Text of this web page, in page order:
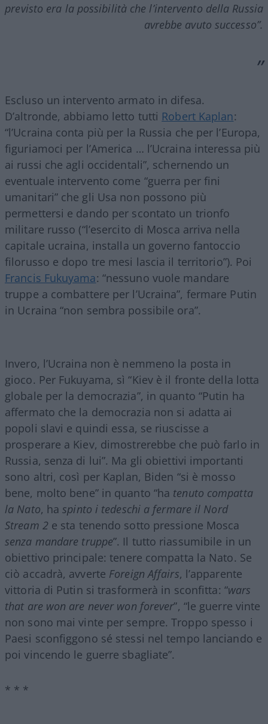
previsto era la possibilità che l’intervento della Russia
avrebbe avuto successo”.
Escluso un intervento armato in difesa.
D’altronde, abbiamo letto tutti Robert Kaplan:
“l’Ucraina conta più per la Russia che per l’Europa,
figuriamoci per l’America … l’Ucraina interessa più
ai russi che agli occidentali”, schernendo un
eventuale intervento come “guerra per fini
umanitari” che gli Usa non possono più
permettersi e dando per scontato un trionfo
militare russo (“l’esercito di Mosca arriva nella
capitale ucraina, installa un governo fantoccio
filorusso e dopo tre mesi lascia il territorio”). Poi
Francis Fukuyama: “nessuno vuole mandare
truppe a combattere per l’Ucraina”, fermare Putin
in Ucraina “non sembra possibile ora”.
Invero, l’Ucraina non è nemmeno la posta in
gioco. Per Fukuyama, sì “Kiev è il fronte della lotta
globale per la democrazia”, in quanto “Putin ha
affermato che la democrazia non si adatta ai
popoli slavi e quindi essa, se riuscisse a
prosperare a Kiev, dimostrerebbe che può farlo in
Russia, senza di lui”. Ma gli obiettivi importanti
sono altri, così per Kaplan, Biden “si è mosso
bene, molto bene” in quanto “ha tenuto compatta
la Nato, haspinto i tedeschi a fermare il Nord
Stream 2 e sta tenendo sotto pressione Mosca
senza mandare truppe”. Il tutto riassumibile in un
obiettivo principale: tenere compatta la Nato. Se
ciò accadrà, avverte Foreign Affairs, l’apparente
vittoria di Putin si trasformerà in sconfitta: “wars
that are won are never won forever”, “le guerre vinte
non sono mai vinte per sempre. Troppo spesso i
Paesi sconfiggono sé stessi nel tempo lanciando e
poi vincendo le guerre sbagliate”.
* * *